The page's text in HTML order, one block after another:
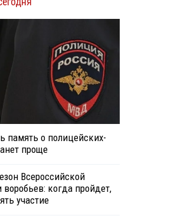
память о полицейских-
проще
Всероссийской
воробьев: когда пройдет,
участие